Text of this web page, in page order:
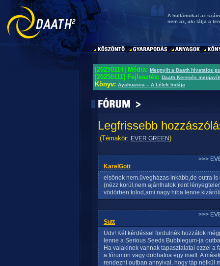
A hullámokat az
nem az, aki látja a
[20250114] Média: Megnyílt a Daath hivatalos
[20250111] Fejlesztés: Daath Keresés
Könyv: Ayahuasca – A Lélek Indája
Legfrissebb
(Témakör: EVER GREEN)
>>>
KarelGott
elsőnek nem.üvegházas inkább,de outra
(nézz körül,nem ajánlhatok )kint
vödörben tolod,ami nagy hiba
>>>
Sutt
Üdv! Két kérdéssel fordulnék hozzátok
lenne a Serious Seeds Bubblegum-ja
Ha valakinek vannak tapasztalatai ezzel a
a fórumon vagy dobhatna egy mailt. A
rendezni outban annyival, hogy táp nélkül